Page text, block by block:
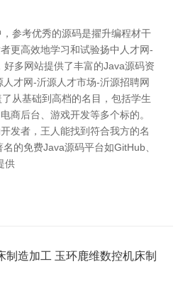
参考优秀的源码是擢升编程材干
更高效地学习和试验扬中人才网-
多网站提供了丰富的Java源码资
才网-沂源人才市场-沂源招聘网
从基础到高档的名目，包括学生
商后台、游戏开发等多个标的。
发者，王人能找到符合我方的名
的免费Java源码平台如GitHub、
供
制造加工 玉环鹿维数控机床制